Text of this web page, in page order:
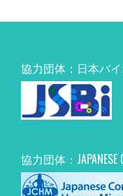
協力団体：日本バ
協力団体：JAPANESE